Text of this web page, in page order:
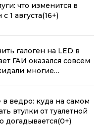
что изменится в
1 августа(16+)
галоген на LED в
ГАИ оказался совсем
многие
в ведро: куда на самом
втулки от туалетной
догадывается(0+)